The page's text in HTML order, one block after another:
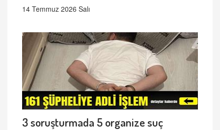
14 Temmuz 2026 Salı
3 soruşturmada 5 organize suç